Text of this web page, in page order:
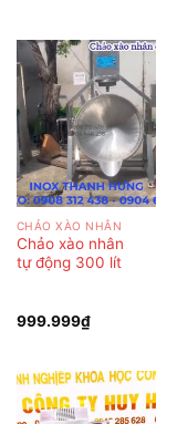
CHẢO XÀO NHÂN
Chảo xào nhân
tự động 300 lít
999.999₫